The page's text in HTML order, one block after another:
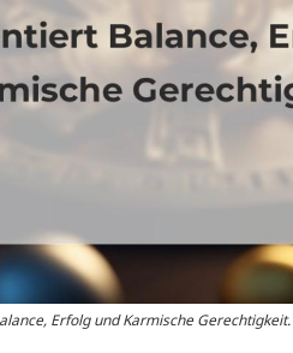
Erfolg und Karmische Gerechtigkeit.